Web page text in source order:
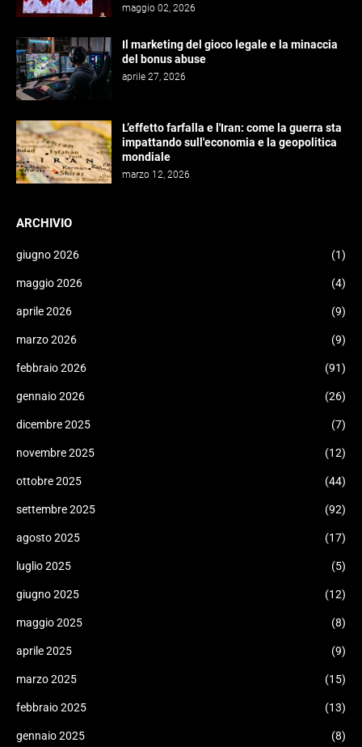
maggio 02, 2026
Il marketing del gioco legale e la minaccia
del bonus abuse
aprile 27, 2026
L’effetto farfalla e l'Iran: come la guerra sta
impattando sull'economia e la geopolitica
mondiale
marzo 12, 2026
ARCHIVIO
giugno 2026 (1)
maggio 2026 (4)
aprile 2026 (9)
marzo 2026 (9)
febbraio 2026 (91)
gennaio 2026 (26)
dicembre 2025 (7)
novembre 2025 (12)
ottobre 2025 (44)
settembre 2025 (92)
agosto 2025 (17)
luglio 2025 (5)
giugno 2025 (12)
maggio 2025 (8)
aprile 2025 (9)
marzo 2025 (15)
febbraio 2025 (13)
gennaio 2025 (8)